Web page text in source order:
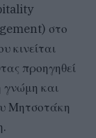
στο
κινείται
προηγηθεί
γνώμη και
Μητσοτάκη